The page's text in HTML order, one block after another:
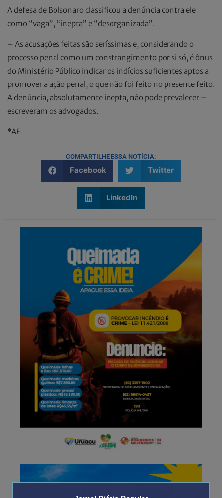
A defesa de Bolsonaro classificou a denúncia contra ele
como “vaga”, “inepta” e “desorganizada”.
– As acusações feitas são seríssimas e, considerando o
processo penal como um constrangimento por si só, é ônus
do Ministério Público indicar os indícios suficientes aptos a
promover a ação penal, o que não foi feito no presente feito.
A denúncia, absolutamente inepta, não pode prevalecer –
escreveram os advogados.
*AE
COMPARTILHE ESSA NOTÍCIA:
Facebook Twitter
LinkedIn